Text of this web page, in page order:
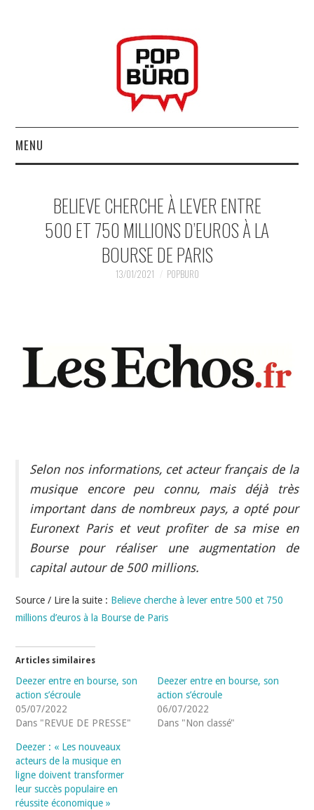
MENU
MUSIQUESACTUELLES.NET
GABBA GABBA HEY !
DOKO
BELIEVE CHERCHE À LEVER ENTRE
500 ET 750 MILLIONS D’EUROS À LA
BOURSE DE PARIS
13/01/2021 POPBURO
Selon nos informations, cet acteur français de la
musique encore peu connu, mais déjà très
important dans de nombreux pays, a opté pour
Euronext Paris et veut profiter de sa mise en
Bourse pour réaliser une augmentation de
capital autour de 500 millions.
Source / Lire la suite : Believe cherche à lever entre 500 et 750
millions d’euros à la Bourse de Paris
Articles similaires
Deezer entre en bourse, son
action s’écroule
05/07/2022
Dans "REVUE DE PRESSE"
Deezer entre en bourse, son
action s’écroule
06/07/2022
Dans "Non classé"
Deezer : « Les nouveaux
acteurs de la musique en
ligne doivent transformer
leur succès populaire en
réussite économique »